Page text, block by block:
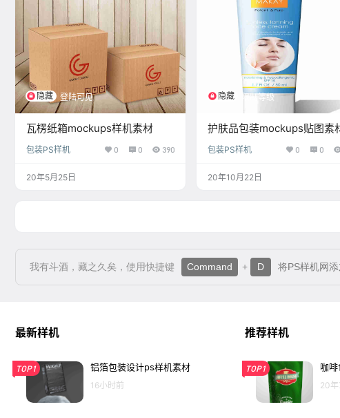
隐藏 登陆可见
瓦楞纸箱mockups样机素材
包装PS样机 0 0 390
20年5月25日
隐藏 限制等级
护肤品包装mockups贴图素
包装PS样机 0 0
20年10月22日
我有斗酒，藏之久矣，使用快捷键 Command + D 将PS样机网
最新样机
TOP1 铝箔包装设计ps样机素材
16小时前
推荐样机
TOP1 咖
20年